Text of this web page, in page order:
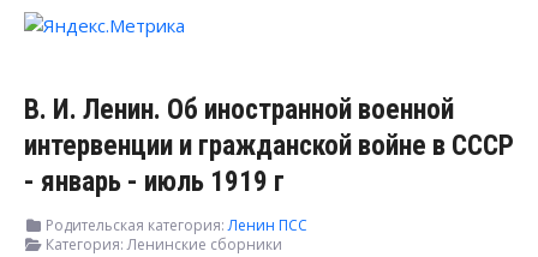
В. И. Ленин. Об иностранной военной
интервенции и гражданской войне в СССР
- январь - июль 1919 г
Родительская категория:Ленин ПСС
Категория:Ленинские сборники